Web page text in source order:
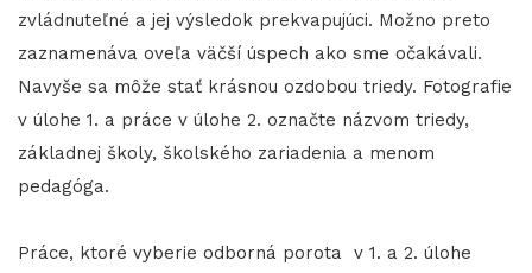
zvládnuteľné a jej výsledok prekvapujúci. Možno preto
zaznamenáva oveľa väčší úspech ako sme očakávali.
Navyše sa môže stať krásnou ozdobou triedy. Fotografie
v úlohe 1. a práce v úlohe 2. označte názvom triedy,
základnej školy, školského zariadenia a menom
pedagóga.
Práce, ktoré vyberie odborná porota v 1. a 2. úlohe